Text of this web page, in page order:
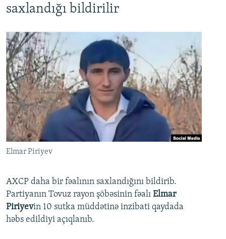
saxlandığı bildirilir
Elmar Piriyev
AXCP daha bir fəalının saxlandığını bildirib.
Partiyanın Tovuz rayon şöbəsinin fəalı Elmar
Piriyevin 10 sutka müddətinə inzibati qaydada
həbs edildiyi açıqlanıb.